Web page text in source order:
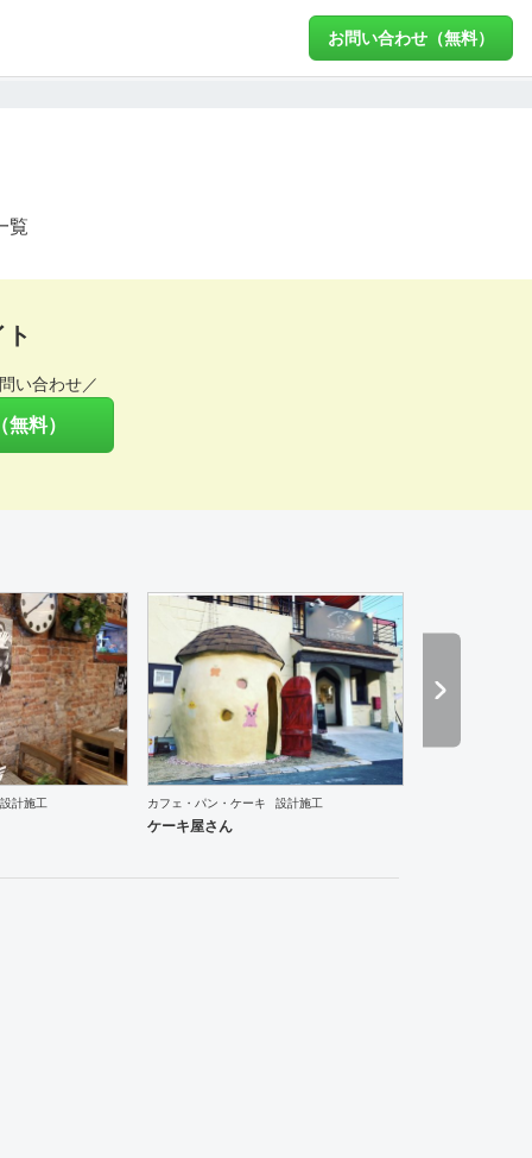
お問い合わせ（無料）
覧
い合わせ／
料）
保育園 ホテル
設計施工 カフェ・パン・ケーキ 設計施工
ケーキ屋さん